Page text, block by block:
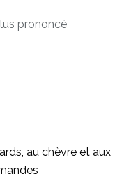
prononcé